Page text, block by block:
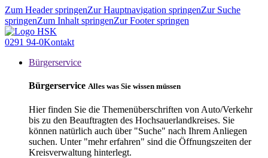
Zum Header springenZur Hauptnavigation springenZur Suche
springenZum Inhalt springenZur Footer springen
0291 94-0Kontakt
Bürgerservice
Bürgerservice Alles was Sie wissen müssen
Hier finden Sie die Themenüberschriften von Auto/Verkehr
bis zu den Beauftragten des Hochsauerlandkreises. Sie
können natürlich auch über "Suche" nach Ihrem Anliegen
suchen. Unter "mehr erfahren" sind die Öffnungszeiten der
Kreisverwaltung hinterlegt.